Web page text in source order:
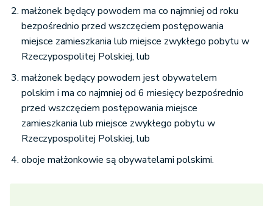
małżonek będący powodem ma co najmniej od roku
bezpośrednio przed wszczęciem postępowania
miejsce zamieszkania lub miejsce zwykłego pobytu w
Rzeczypospolitej Polskiej, lub
małżonek będący powodem jest obywatelem
polskim i ma co najmniej od 6 miesięcy bezpośrednio
przed wszczęciem postępowania miejsce
zamieszkania lub miejsce zwykłego pobytu w
Rzeczypospolitej Polskiej, lub
oboje małżonkowie są obywatelami polskimi.